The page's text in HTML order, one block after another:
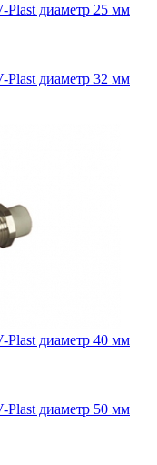
Plast диаметр 25 мм
Plast диаметр 32 мм
Plast диаметр 40 мм
Plast диаметр 50 мм